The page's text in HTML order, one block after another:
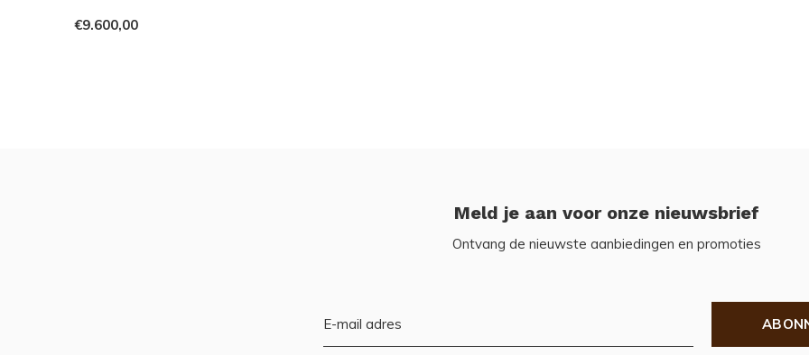
€9.600,00
Meld je aan voor onze nieuwsbrief
Ontvang de nieuwste aanbiedingen en promoties